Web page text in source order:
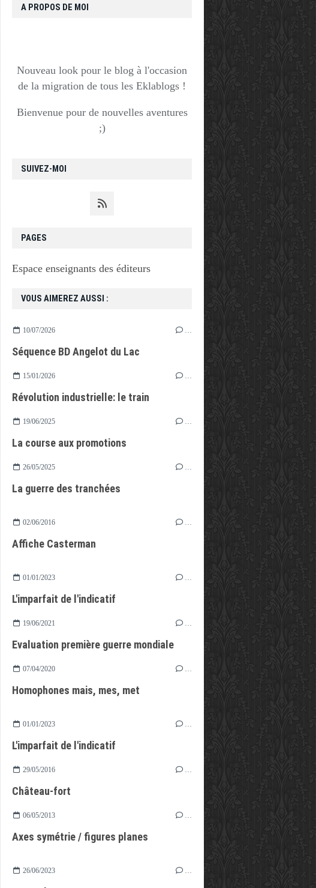
SUIVEZ-MOI
VOUS AIMEREZ AUSSI :
10/07/2026
Séquence BD Angelot du Lac
15/01/2026
Révolution industrielle: le train
19/06/2025
La course aux promotions
26/05/2025
La guerre des tranchées
02/06/2016
Affiche Casterman
01/01/2023
L'imparfait de l'indicatif
19/06/2021
Evaluation première guerre mondiale
07/04/2020
Homophones mais, mes, met
01/01/2023
L'imparfait de l'indicatif
29/05/2016
Château-fort
06/05/2013
Axes symétrie / figures planes
26/06/2023
PAGES
Espace enseignants des éditeurs
A PROPOS DE MOI
Nouveau look pour le blog à l'occasion
de la migration de tous les Eklablogs !
Bienvenue pour de nouvelles aventures
;)